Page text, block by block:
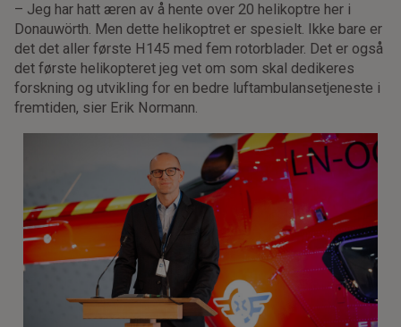
– Jeg har hatt æren av å hente over 20 helikoptre her i
Donauwörth. Men dette helikoptret er spesielt. Ikke bare er
det det aller første H145 med fem rotorblader. Det er også
det første helikopteret jeg vet om som skal dedikeres
forskning og utvikling for en bedre luftambulansetjeneste i
fremtiden, sier Erik Normann.